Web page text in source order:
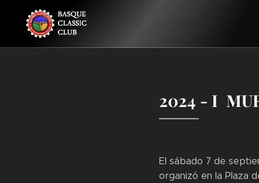
2024 - I
El sábado 7 de
organizó en la Plaza